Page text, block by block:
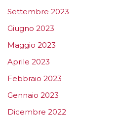
Settembre 2023
Giugno 2023
Maggio 2023
Aprile 2023
Febbraio 2023
Gennaio 2023
Dicembre 2022